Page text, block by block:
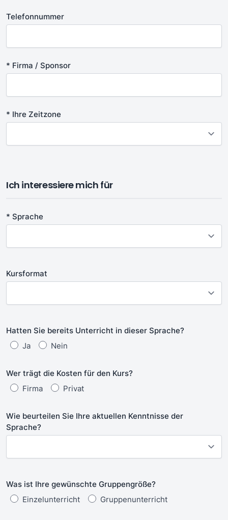
Telefonnummer
* Firma / Sponsor
* Ihre Zeitzone
Ich interessiere mich für
* Sprache
Kursformat
Hatten Sie bereits Unterricht in dieser Sprache?
Ja
Nein
Wer trägt die Kosten für den Kurs?
Firma
Privat
Wie beurteilen Sie Ihre aktuellen Kenntnisse der
Sprache?
Was ist Ihre gewünschte Gruppengröße?
Einzelunterricht
Gruppenunterricht